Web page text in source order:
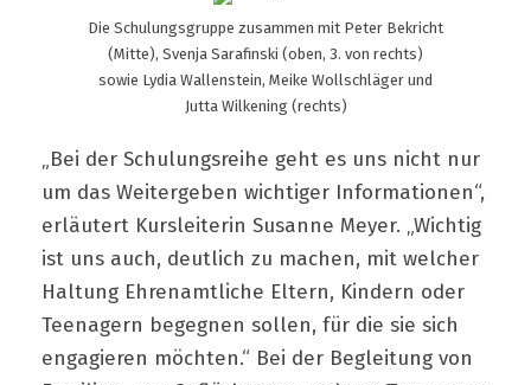
Die Schulungsgruppe zusammen mit Peter Bekricht
(Mitte), Svenja Sarafinski (oben, 3. von rechts)
sowie Lydia Wallenstein, Meike Wollschläger und
Jutta Wilkening (rechts)
„Bei der Schulungsreihe geht es uns nicht nur
um das Weitergeben wichtiger Informationen“,
erläutert Kursleiterin Susanne Meyer. „Wichtig
ist uns auch, deutlich zu machen, mit welcher
Haltung Ehrenamtliche Eltern, Kindern oder
Teenagern begegnen sollen, für die sie sich
engagieren möchten.“ Bei der Begleitung von